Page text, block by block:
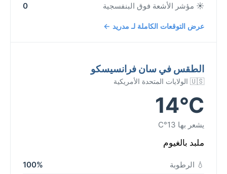
☀️ مؤشر الأشعة فوق البنفسجية 0
عرض التوقعات الكاملة لـ مدريد ←
الطقس في سان فرانسيسكو
🇺🇸 الولايات المتحدة الأمريكية
14°C
يشعر بها 13°C
ملبد بالغيوم
💧 الرطوبة
100%